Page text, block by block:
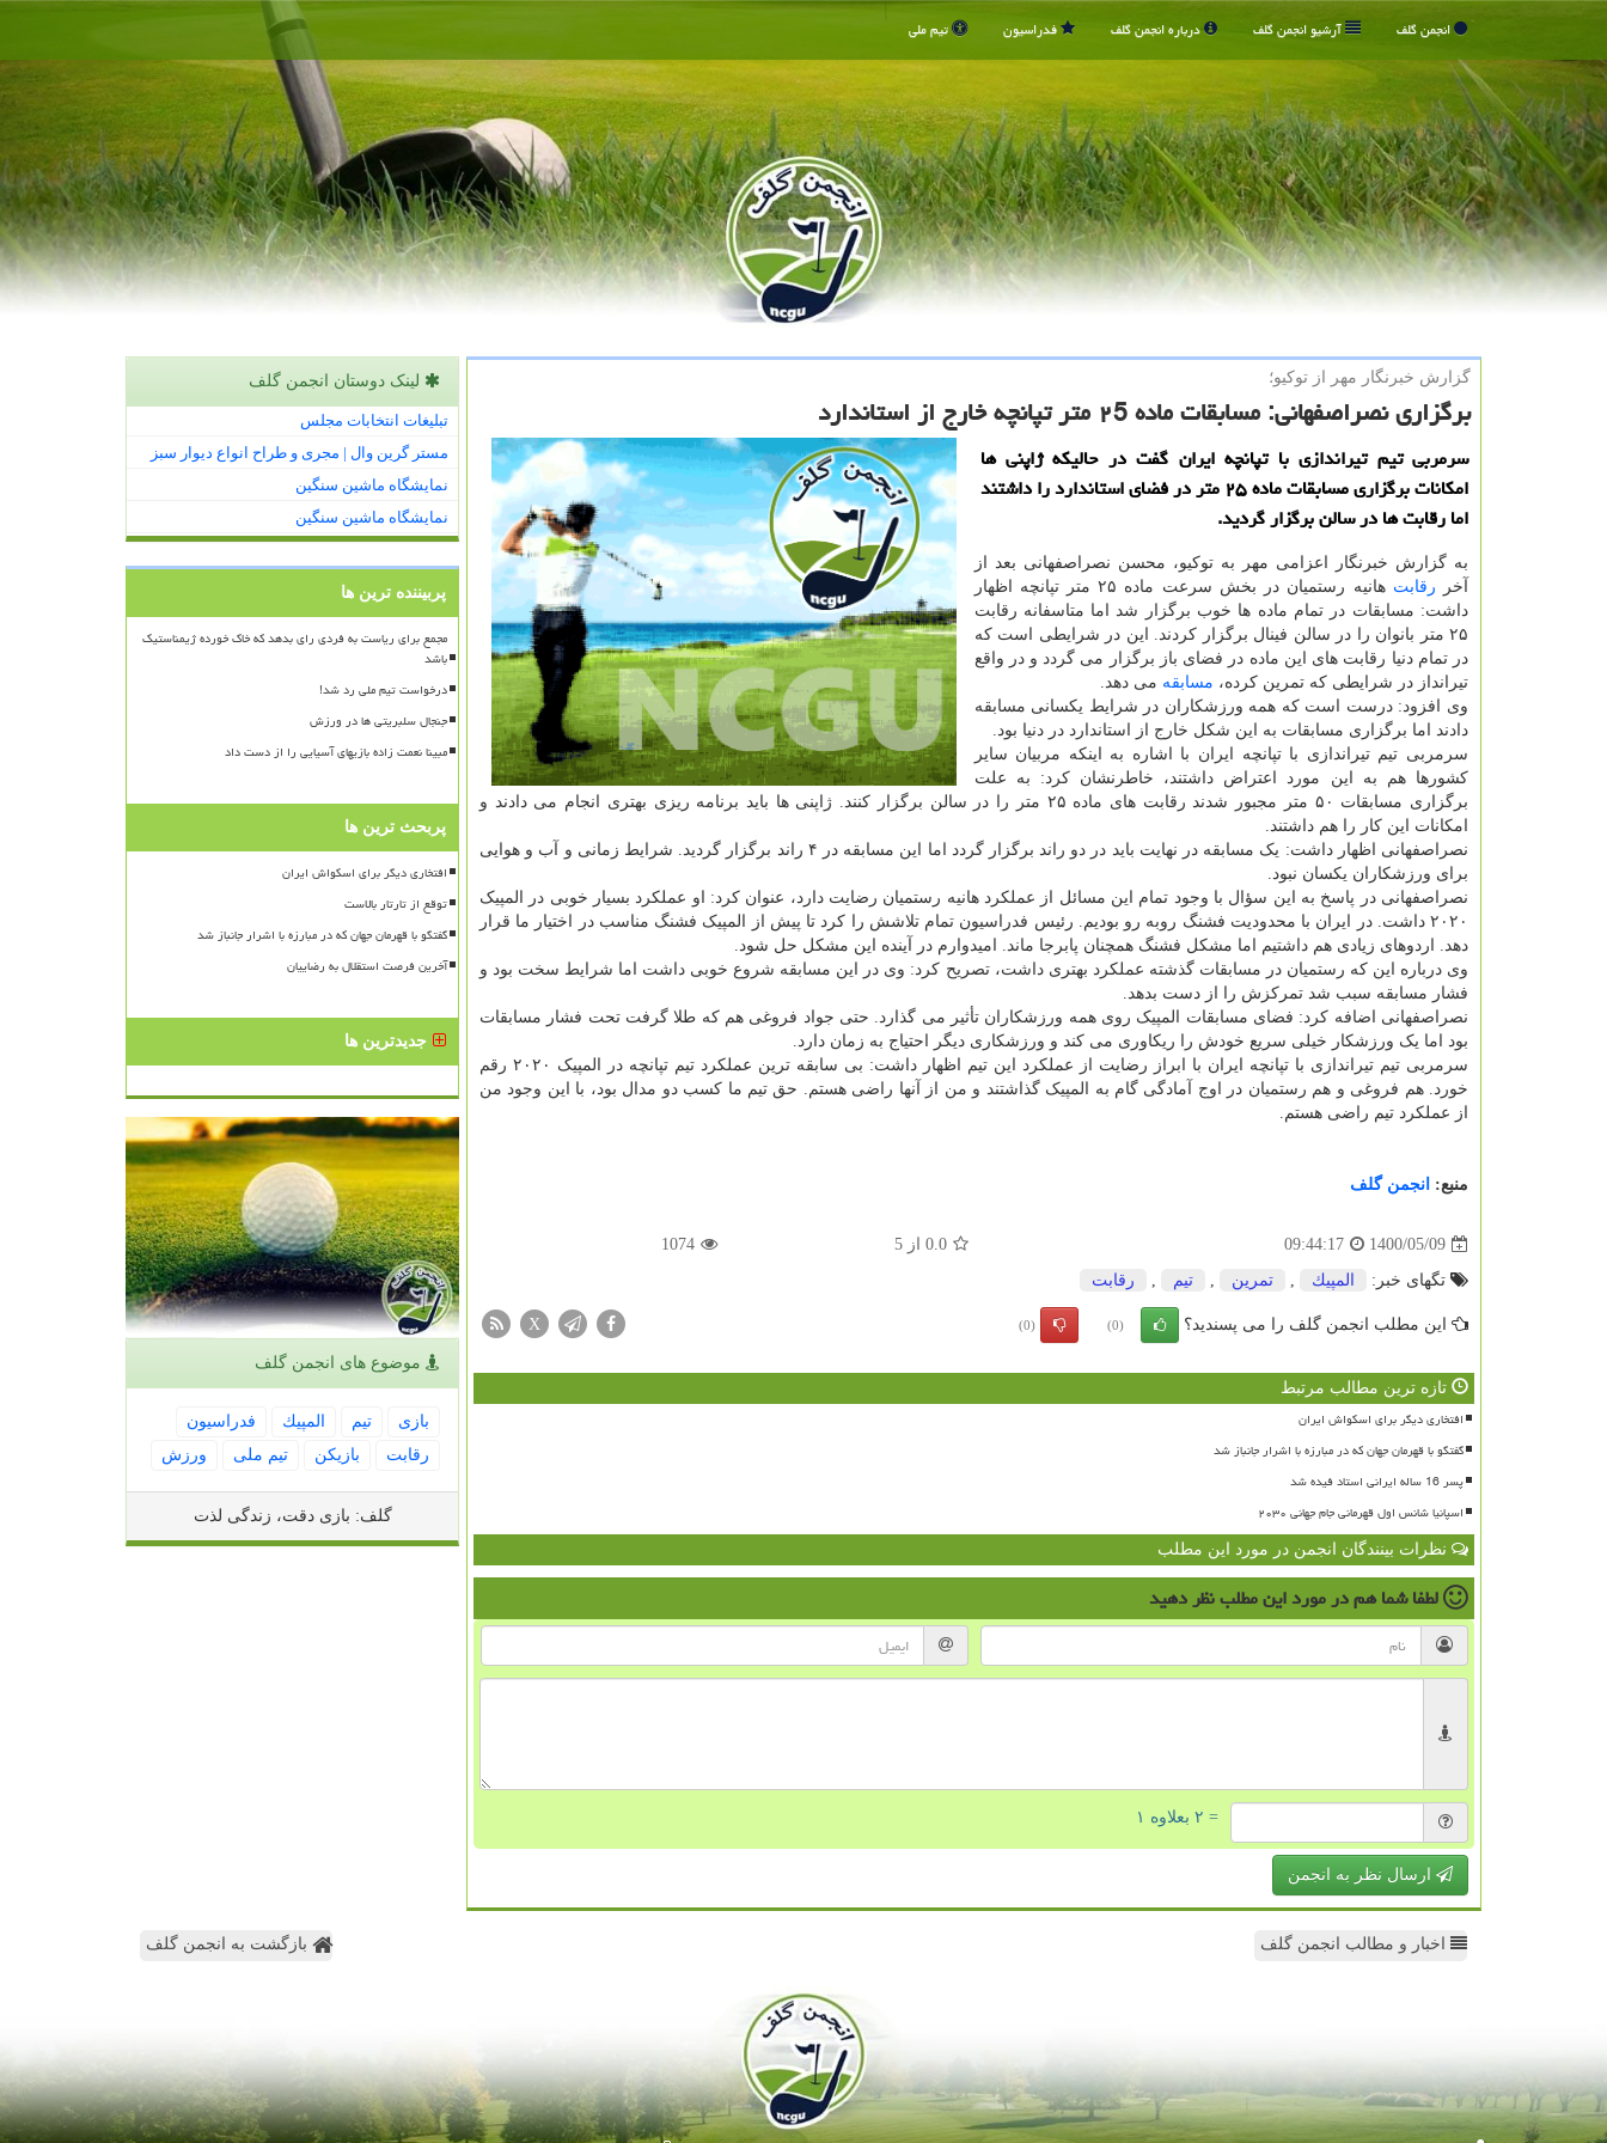
انجمن گلف آرشیو انجمن گلف درباره انجمن گلف فدراسیون تیم ملی
گزارش خبرنگار مهر از توكیو؛
برگزاری نصراصفهانی: مسابقات ماده ۲5 متر تپانچه خارج از استاندارد
سرمربی تیم تیراندازی با تپانچه ایران گفت در حالیکه ژاپنی ها
امکانات برگزاری مسابقات ماده ۲۵ متر در فضای استاندارد را داشتند
اما رقابت ها در سالن برگزار گردید.
به گزارش خبرنگار اعزامی مهر به توکیو، محسن نصراصفهانی بعد از
آخر رقابت
هانیه رستمیان در بخش سرعت ماده ۲۵ متر تپانچه اظهار
داشت: مسابقات در تمام ماده ها خوب برگزار شد اما متاسفانه رقابت
۲۵ متر بانوان را در سالن فینال برگزار کردند. این در شرایطی است که
در تمام دنیا رقابت های این ماده در فضای باز برگزار می گردد و در واقع
تیرانداز در شرایطی که تمرین کرده، مسابقه می دهد.
وی افزود: درست است که همه ورزشکاران در شرایط یکسانی مسابقه
دادند اما برگزاری مسابقات به این شکل خارج از استاندارد در دنیا بود.
سرمربی تیم تیراندازی با تپانچه ایران با اشاره به اینکه مربیان سایر
کشورها هم به این مورد اعتراض داشتند، خاطرنشان کرد: به علت
برگزاری مسابقات ۵۰ متر مجبور شدند رقابت های ماده ۲۵ متر را در سالن برگزار کنند. ژاپنی ها باید برنامه ریزی بهتری انجام می دادند و
امکانات این کار را هم داشتند.
نصراصفهانی اظهار داشت: یک مسابقه در نهایت باید در دو راند برگزار گردد اما این مسابقه در ۴ راند برگزار گردید. شرایط زمانی و آب و هوایی
برای ورزشکاران یکسان نبود.
نصراصفهانی در پاسخ به این سؤال با وجود تمام این مسائل از عملکرد هانیه رستمیان رضایت دارد، عنوان کرد: او عملکرد بسیار خوبی در المپیک
۲۰۲۰ داشت. در ایران با محدودیت فشنگ روبه رو بودیم. رئیس فدراسیون تمام تلاشش را کرد تا پیش از المپیک فشنگ مناسب در اختیار ما قرار
دهد. اردوهای زیادی هم داشتیم اما مشکل فشنگ همچنان پابرجا ماند. امیدوارم در آینده این مشکل حل شود.
وی درباره این که رستمیان در مسابقات گذشته عملکرد بهتری داشت، تصریح کرد: وی در این مسابقه شروع خوبی داشت اما شرایط سخت بود و
فشار مسابقه سبب شد تمرکزش را از دست بدهد.
نصراصفهانی اضافه کرد: فضای مسابقات المپیک روی همه ورزشکاران تأثیر می گذارد. حتی جواد فروغی هم که طلا گرفت تحت فشار مسابقات
بود اما یک ورزشکار خیلی سریع خودش را ریکاوری می کند و ورزشکاری دیگر احتیاج به زمان دارد.
سرمربی تیم تیراندازی با تپانچه ایران با ابراز رضایت از عملکرد این تیم اظهار داشت: بی سابقه ترین عملکرد تیم تپانچه در المپیک ۲۰۲۰ رقم
خورد. هم فروغی و هم رستمیان در اوج آمادگی گام به المپیک گذاشتند و من از آنها راضی هستم. حق تیم ما کسب دو مدال بود، با این وجود من
از عملکرد تیم راضی هستم.
منبع: انجمن گلف
1400/05/09
09:44:17
0.0 از5
1074
تگهای خبر: المپیك , تمرین , تیم , رقابت
این مطلب انجمن گلف را می پسندید؟ (0)
(0)
X
تازه ترین مطالب مرتبط
افتخاری دیگر برای اسکواش ایران
گفتگو با قهرمان جهان که در مبارزه با اشرار جانباز شد
پسر 16 ساله ایرانی استاد فیده شد
اسپانیا شانس اول قهرمانی جام جهانی ۲۰۳۰
نظرات بینندگان انجمن در مورد این مطلب
لطفا شما همدر مورد این مطلبنظر دهید
= ۲ بعلاوه ۱
ارسال نظر به انجمن
لینک دوستان انجمن گلف
تبلیغات انتخابات مجلس
مستر گرین وال | مجری و طراح انواع دیوار سبز
نمایشگاه ماشین سنگین
نمایشگاه ماشین سنگین
پربیننده ترین ها
مجمع برای ریاست به فردی رای بدهد که خاک خورده ژیمناستیک
باشد
درخواست تیم ملی رد شد!
جنجال سلبریتی ها در ورزش
مبینا نعمت زاده بازیهای آسیایی را از دست داد
پربحث ترین ها
افتخاری دیگر برای اسکواش ایران
توقع از تارتار بالاست
گفتگو با قهرمان جهان که در مبارزه با اشرار جانباز شد
آخرین فرصت استقلال به رضاییان
جدیدترین ها
موضوع های انجمن گلف
بازی تیم المپیك
فدراسیون
رقابت
بازیكن تیم ملی ورزش
گلف: بازی دقت، زندگی لذت
اخبار و مطالب انجمن گلف بازگشت به انجمن گلف